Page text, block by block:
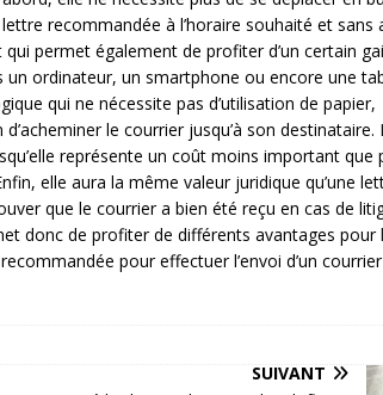
recommandée à l’horaire souhaité et sans
permet également de profiter d’un certain
un ordinateur, un smartphone ou encore une
qui ne nécessite pas d’utilisation de papier,
le courrier jusqu’à son destinataire.
représente un coût moins important que
elle aura la même valeur juridique qu’une
que le courrier a bien été reçu en cas de
donc de profiter de différents avantages pour
pour effectuer l’envoi d’un courrier
SUIVANT